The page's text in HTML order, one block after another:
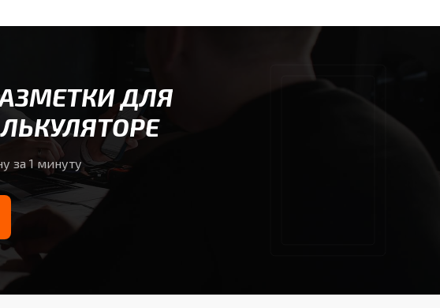
ДЛЯ
за 1 минуту